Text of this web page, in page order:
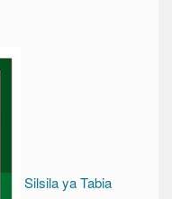
Silsila ya Tabia